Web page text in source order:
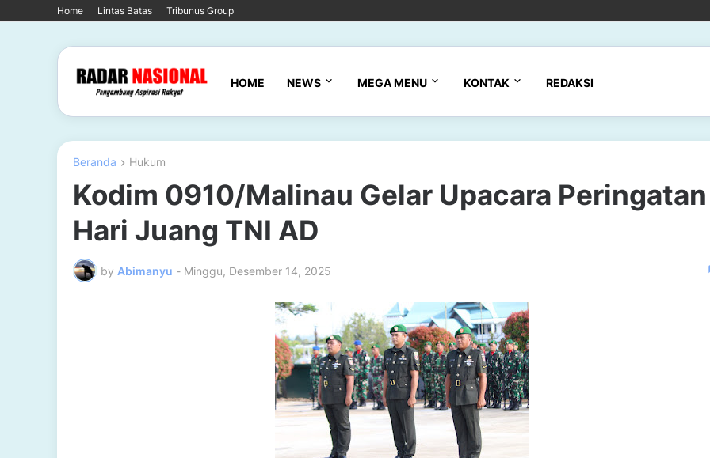
Home Lintas Batas Tribunus Group
HOME NEWS MEGA MENU KONTAK REDAKSI
Beranda Hukum
Kodim 0910/Malinau Gelar Upacara Peringatan
Hari Juang TNI AD
by Abimanyu - Minggu, Desember 14, 2025